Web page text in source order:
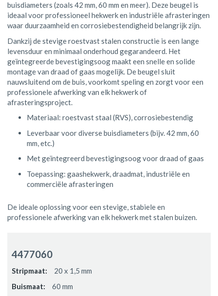
buisdiameters (zoals 42 mm, 60 mm en meer). Deze beugel is
ideaal voor professioneel hekwerk en industriële afrasteringen
waar duurzaamheid en corrosiebestendigheid belangrijk zijn.
Dankzij de stevige roestvast stalen constructie is een lange
levensduur en minimaal onderhoud gegarandeerd. Het
geïntegreerde bevestigingsoog maakt een snelle en solide
montage van draad of gaas mogelijk. De beugel sluit
nauwsluitend om de buis, voorkomt speling en zorgt voor een
professionele afwerking van elk hekwerk of
afrasteringsproject.
Materiaal: roestvast staal (RVS), corrosiebestendig
Leverbaar voor diverse buisdiameters (bijv. 42 mm, 60
mm, etc.)
Met geïntegreerd bevestigingsoog voor draad of gaas
Toepassing: gaashekwerk, draadmat, industriële en
commerciële afrasteringen
De ideale oplossing voor een stevige, stabiele en
professionele afwerking van elk hekwerk met stalen buizen.
4477060
20 x 1,5 mm
60 mm